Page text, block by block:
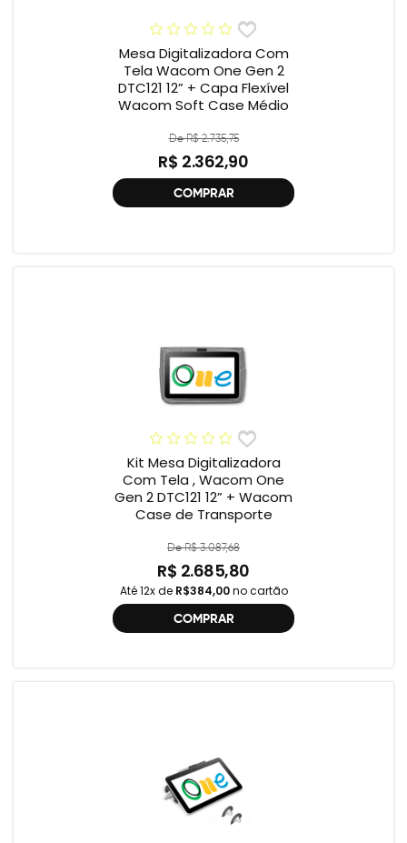
Mesa Digitalizadora Com
Tela Wacom One Gen 2
DTC121 12” + Capa Flexível
Wacom Soft Case Médio
De R$ 2.735,75
R$ 2.362,90
COMPRAR
Kit Mesa Digitalizadora
Com Tela , Wacom One
Gen 2 DTC121 12” + Wacom
Case de Transporte
De R$ 3.087,68
R$ 2.685,80
Até 12x de R$384,00no cartão
COMPRAR